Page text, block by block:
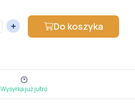
Do koszyka
Wysyłka już jutro